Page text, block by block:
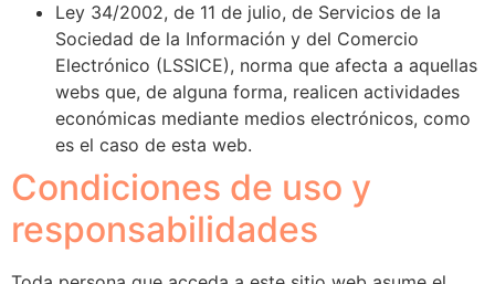
Ley 34/2002, de 11 de julio, de Servicios de la
Sociedad de la Información y del Comercio
Electrónico (LSSICE), norma que afecta a aquellas
webs que, de alguna forma, realicen actividades
económicas mediante medios electrónicos, como
es el caso de esta web.
Condiciones de uso y
responsabilidades